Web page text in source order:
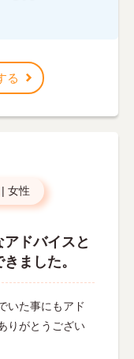
る
| 女性
ドバイスと
ました。
いた事にもアド
りがとうござい